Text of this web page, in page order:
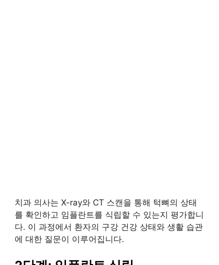
치과 의사는 X-ray와 CT 스캔을 통해 턱뼈의 상태
를 확인하고 임플란트를 식립할 수 있는지 평가합니
다. 이 과정에서 환자의 구강 건강 상태와 생활 습관
에 대한 질문이 이루어집니다.